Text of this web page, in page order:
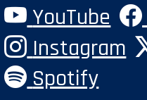
YouTube
Instagram
Spotify